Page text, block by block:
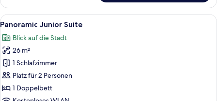
Doppelzimmer,
Terrasse,
Stadtblick
Alle
Fotos
für
Panoramic
Junior
Suite
anzeigen
Ein modernes Hotelzimmer mit
8
Panoramic Junior Suite
Blick auf die Stadt
26 m²
1 Schlafzimmer
Platz für 2 Personen
1 Doppelbett